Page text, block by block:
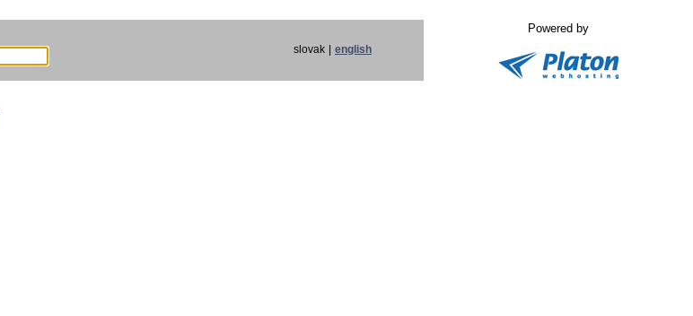
slovak english
Powered by